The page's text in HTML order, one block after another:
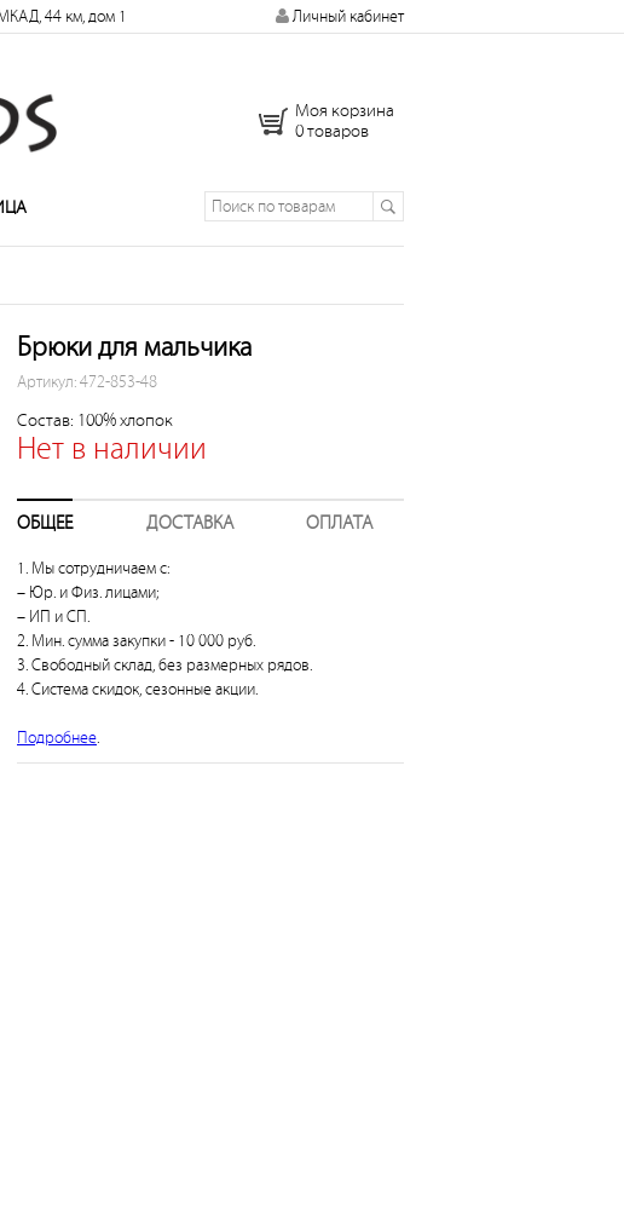
44 км, дом 1 Личный кабинет
Моя корзина
0 товаров
Брюки для мальчика
Артикул: 472-853-48
Состав: 100% хлопок
Нет в наличии
ОБЩЕЕ ДОСТАВКА ОПЛАТА
1. Мы сотрудничаем с:
– Юр. и Физ. лицами;
– ИП и СП.
2. Мин. сумма закупки - 10 000 руб.
3. Свободный склад, без размерных рядов.
4. Система скидок, сезонные акции.
Подробнее.